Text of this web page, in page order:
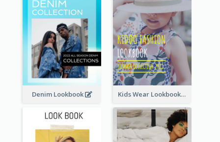
Denim Lookbook Kids Wear Lookbook